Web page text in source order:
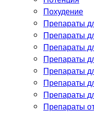
Похудение
Препараты
Препараты
Препараты
Препараты
Препараты
Препараты
Препараты
Препараты